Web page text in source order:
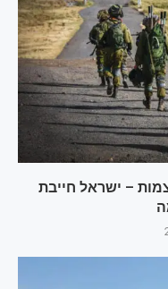
– ישראל חייבת